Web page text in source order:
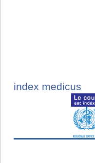
index medicus